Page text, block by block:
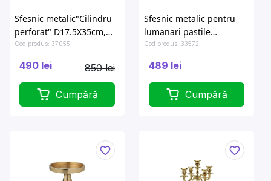
Sfesnic metalic"Cilindru
perforat" D17.5X35cm,
negru
Cod produs: 37055
490 lei 850 lei
Cumpără
Sfesnic metalic pentru
lumanari pastile
15X24cm, auriu
Cod produs: 33572
489 lei
Cumpără